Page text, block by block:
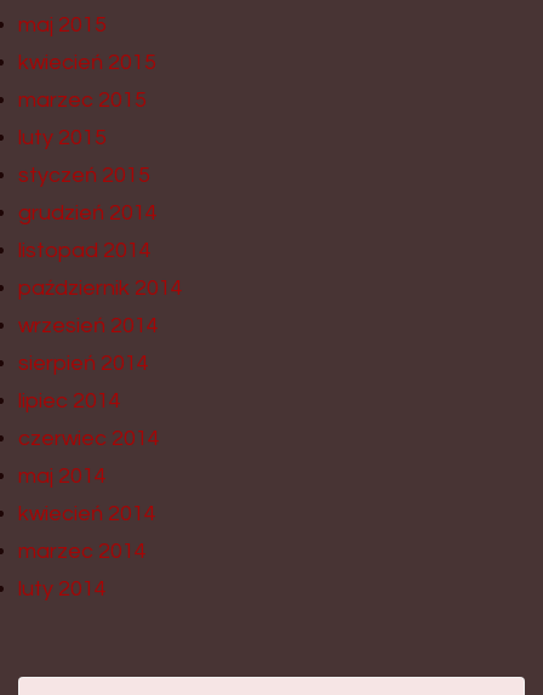
maj 2015
kwiecień 2015
marzec 2015
luty 2015
styczeń 2015
grudzień 2014
listopad 2014
październik 2014
wrzesień 2014
sierpień 2014
lipiec 2014
czerwiec 2014
maj 2014
kwiecień 2014
marzec 2014
luty 2014